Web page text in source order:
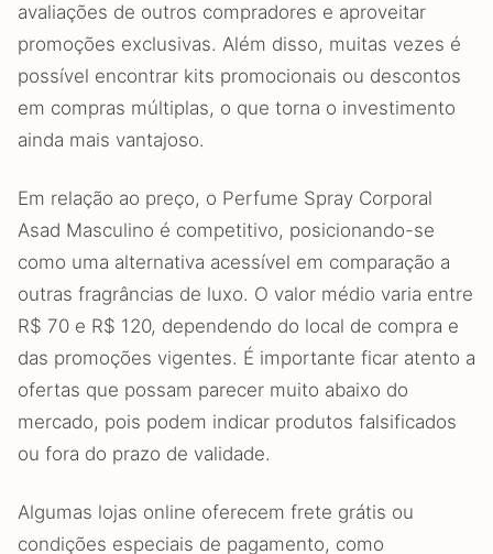
avaliações de outros compradores e aproveitar
promoções exclusivas. Além disso, muitas vezes é
possível encontrar kits promocionais ou descontos
em compras múltiplas, o que torna o investimento
ainda mais vantajoso.
Em relação ao preço, o Perfume Spray Corporal
Asad Masculino é competitivo, posicionando-se
como uma alternativa acessível em comparação a
outras fragrâncias de luxo. O valor médio varia entre
R$ 70 e R$ 120, dependendo do local de compra e
das promoções vigentes. É importante ficar atento a
ofertas que possam parecer muito abaixo do
mercado, pois podem indicar produtos falsificados
ou fora do prazo de validade.
Algumas lojas online oferecem frete grátis ou
condições especiais de pagamento, como